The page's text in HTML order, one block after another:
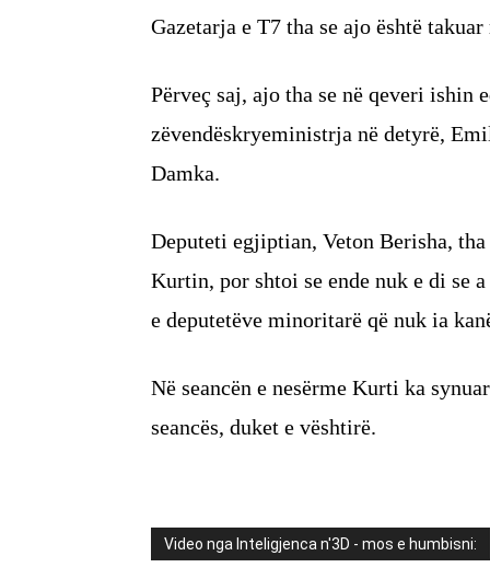
Gazetarja e T7 tha se ajo është
Përveç saj, ajo tha se në qeveri ishin
zëvendëskryeministrja në detyrë,
Damka.
Deputeti egjiptian, Veton Berisha,
Kurtin, por shtoi se ende nuk e di se
e deputetëve minoritarë që nuk ia
Në seancën e nesërme Kurti ka
seancës, duket e vështirë.
Video nga Inteligjenca n'3D - mos e humbisni: